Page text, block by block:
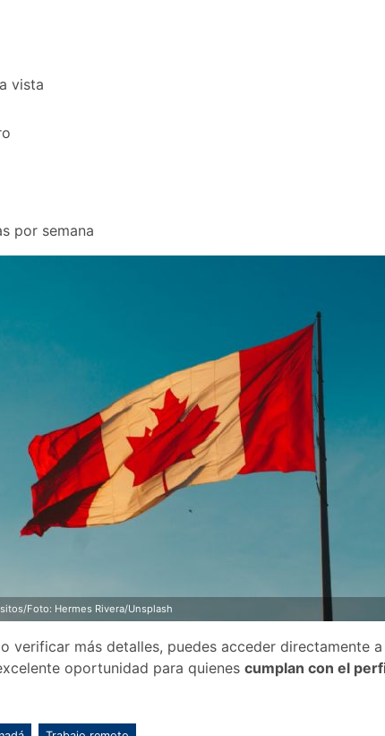
vista
por semana
Foto: Hermes Rivera/Unsplash
verificar más detalles, puedes acceder directamente a
oportunidad para quienes cumplan con el